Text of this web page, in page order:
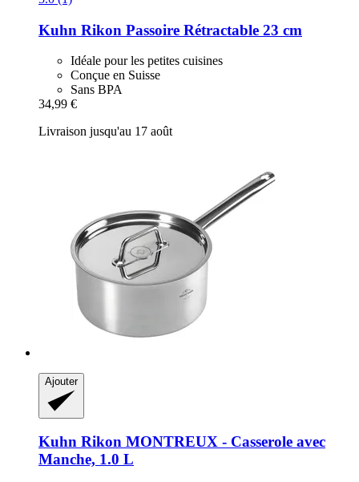
Kuhn Rikon Passoire Rétractable 23 cm
Idéale pour les petites cuisines
Conçue en Suisse
Sans BPA
34,99 €
Livraison jusqu'au 17 août
Ajouter
Kuhn Rikon MONTREUX -​ Casserole avec
Manche, 1.0 L